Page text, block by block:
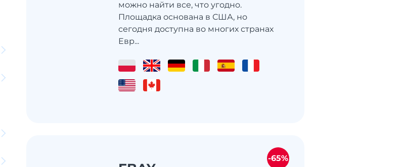
можно найти все, что угодно.
Площадка основана в США, но
сегодня доступна во многих странах
Евр...
-65%